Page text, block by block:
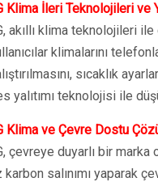
Klima İleri Teknolojileri ve
akıllı klima teknolojileri
klimalarını
sıcaklık
yalıtımı teknolojisi ile
Klima ve Çevre Dostu
çevreye duyarlı bir
karbon salınımı yaparak